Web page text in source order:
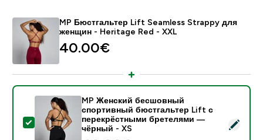
MP Бюстгальтер Lift Seamless Strappy для
женщин - Heritage Red - XXL
40.00€‎
- MP Женский бесшовный спортивный
MP Женский бесшовный
спортивный бюстгальтер Lift с
перекрёстными бретелями —
чёрный - XS